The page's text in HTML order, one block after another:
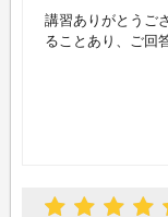
講習ありがとうご
ることあり、ご回